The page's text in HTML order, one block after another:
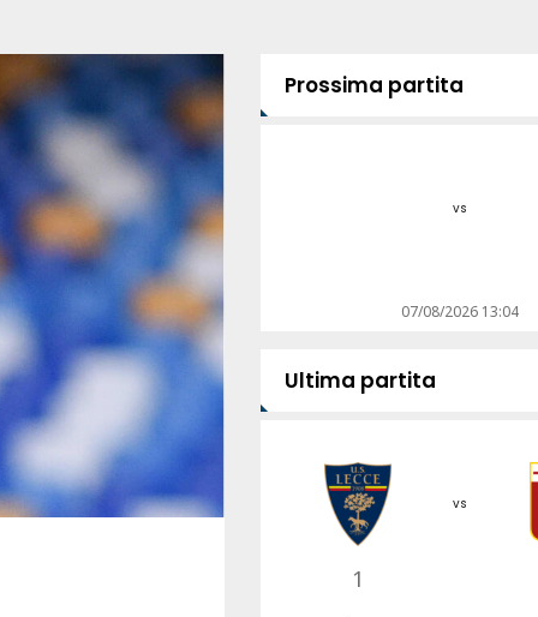
Prossima partita
vs
07/08/2026 13:04
Ultima partita
1
vs